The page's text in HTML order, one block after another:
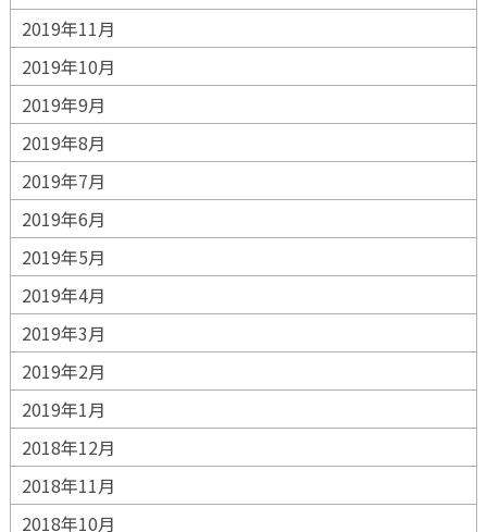
2019年11月
2019年10月
2019年9月
2019年8月
2019年7月
2019年6月
2019年5月
2019年4月
2019年3月
2019年2月
2019年1月
2018年12月
2018年11月
2018年10月